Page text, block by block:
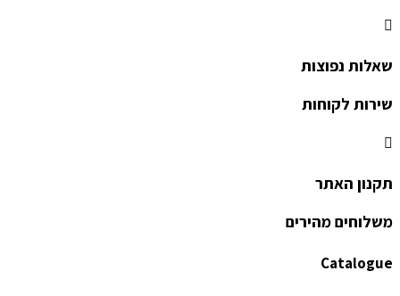
שאלות נפוצות
שירות לקוחות
תקנון האתר
משלוחים מהירים
Catalogue